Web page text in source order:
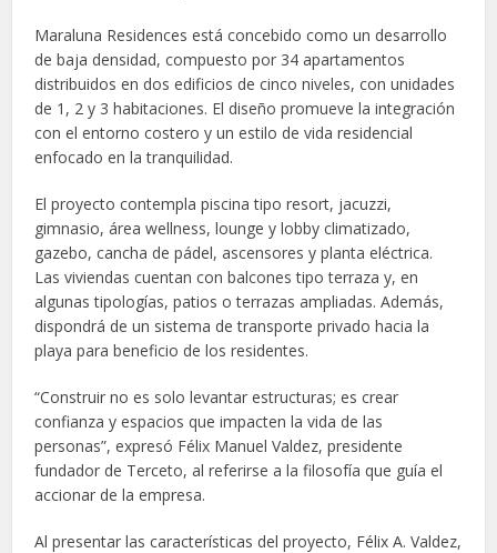
Maraluna Residences está concebido como un desarrollo
de baja densidad, compuesto por 34 apartamentos
distribuidos en dos edificios de cinco niveles, con unidades
de 1, 2 y 3 habitaciones. El diseño promueve la integración
con el entorno costero y un estilo de vida residencial
enfocado en la tranquilidad.
El proyecto contempla piscina tipo resort, jacuzzi,
gimnasio, área wellness, lounge y lobby climatizado,
gazebo, cancha de pádel, ascensores y planta eléctrica.
Las viviendas cuentan con balcones tipo terraza y, en
algunas tipologías, patios o terrazas ampliadas. Además,
dispondrá de un sistema de transporte privado hacia la
playa para beneficio de los residentes.
“Construir no es solo levantar estructuras; es crear
confianza y espacios que impacten la vida de las
personas”, expresó Félix Manuel Valdez, presidente
fundador de Terceto, al referirse a la filosofía que guía el
accionar de la empresa.
Al presentar las características del proyecto, Félix A. Valdez,